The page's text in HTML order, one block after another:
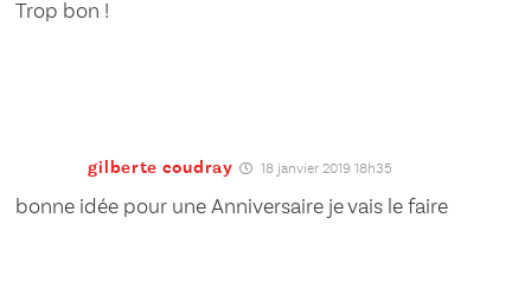
Trop bon !
gilberte coudray 18 janvier 2019 18h35
bonne idée pour une Anniversaire je vais le faire